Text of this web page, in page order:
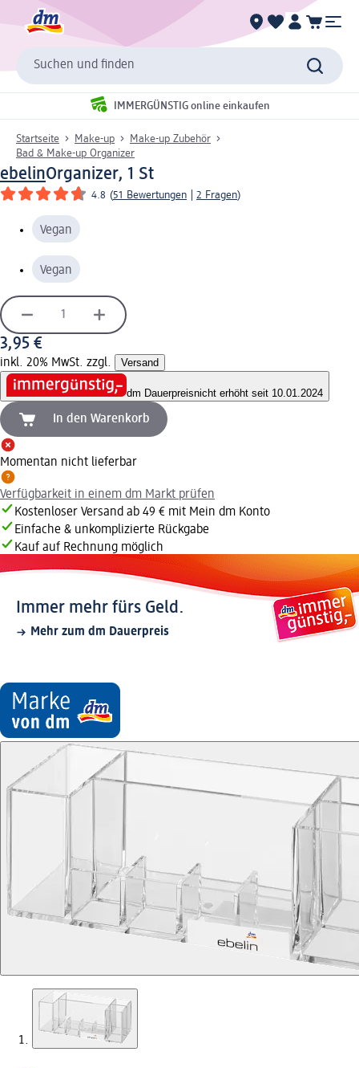
Suchen und finden
IMMERGÜNSTIG online einkaufen
Startseite Make-up
Make-up Zubehör
Bad & Make-up Organizer
ebelinOrganizer, 1 St
4.8 (51 Bewertungen 2 Fragen)
Vegan
Vegan
3,95 €
inkl. 20% MwSt. zzgl. Versand
dm Dauerpreisnicht erhöht seit 10.01.2024
In den Warenkorb
Momentan nicht lieferbar
Verfügbarkeit in einem dm Markt prüfen
Kostenloser Versand ab 49 € mit Mein dm Konto
Einfache & unkomplizierte Rückgabe
Kauf auf Rechnung möglich
Immer mehr fürs Geld.
Mehr zum dm Dauerpreis